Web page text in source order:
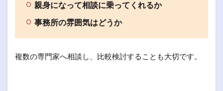
親身になって相談に乗ってくれるか
事務所の雰囲気はどうか
複数の専門家へ相談し、比較検討することも大切です。